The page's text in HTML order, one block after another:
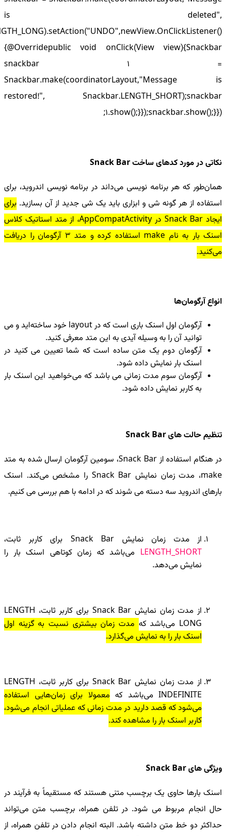
is deleted",
{@Overridepublic void onClick(View view){Snackbar
snackbar 1 =
Snackbar.make(coordinatorLayout,"Message is
restored!", Snackbar.LENGTH_SHORT);snackbar
1.show();}});snackbar.show();}});
نکاتی در مورد کد‌های ساخت Snack Bar
همان‌طور که هر برنامه نویسی می‌داند در برنامه نویسی اندروید، برای
استفاده از هر گونه شی و ابزاری باید یک شی جدید از آن بسازید. برای
ایجاد Snack Bar در AppCompatActivity، از متد استاتیک کلاس
اسنک بار به نام make استفاده کرده و متد 3 آرگومان را دریافت
می‌کنید.
انواع آرگومان‌ها
آرگومان اول اسنک باری ‌است که در layout خود ساخته‌اید و می
توانید آن را به وسیله آیدی به این متد معرفی کنید.
آرگومان دوم یک متن ساده است که شما تعیین می کنید در
اسنک بار نمایش داده شود.
آرگومان سوم مدت زمانی می باشد که می‌خواهید این اسنک بار
به کاربر نمایش داده شود.
تنظیم حالت های Snack Bar
در هنگام استفاده از Snack Bar، سومین آرگومان ارسال شده به متد
make، مدت زمان نمایش Snack Bar را مشخص می‌کند. اسنک
بارهای اندروید سه دسته می شوند که در ادامه با هم بررسی می کنیم.
از مدت زمان نمایش Snack Bar برای کاربر ثابت،
LENGTH_SHORT می‌باشد که زمان کوتاهی اسنک بار را
نمایش می‌دهد.
از مدت زمان نمایش Snack Bar برای کاربر ثابت، LENGTH
LONG می‌باشد که
مدت زمان بیشتری نسبت به گزینه اول
اسنک بار را به نمایش می‌گذارد.
از مدت زمان نمایش Snack Bar برای کاربر ثابت، LENGTH
INDEFINITE می‌باشد که
معمولا برای زمان‌هایی استفاده
می‌شود که قصد دارید در مدت زمانی که عملیاتی انجام می‌شود،
کاربر اسنک بار را مشاهده کند.
ویژگی های Snack Bar
اسنک بارها حاوی یک برچسب متنی هستند که مستقیماً به فرآیند در
حال انجام مربوط می شود. در تلفن همراه، برچسب متن می‌تواند
حداکثر دو خط متن داشته باشد. البته انجام دادن در تلفن همراه، از